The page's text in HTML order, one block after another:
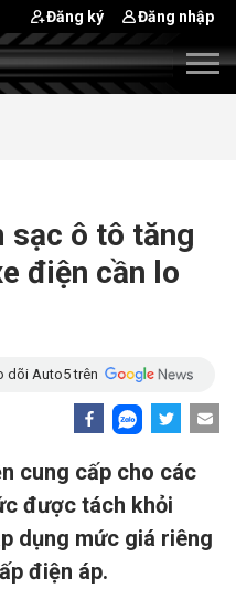
Đăng ký Đăng nhập
sạc ô tô tăng
điện cần lo
dõi Auto5 trên
cung cấp cho các
được tách khỏi
dụng mức giá riêng
điện áp.